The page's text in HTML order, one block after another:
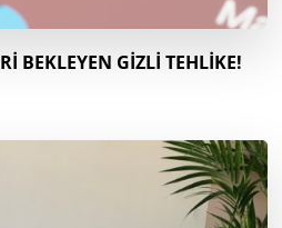
BEKLEYEN GİZLİ TEHLİKE!